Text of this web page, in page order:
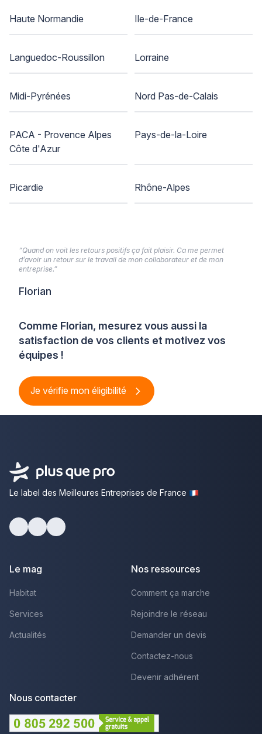
Haute Normandie Ile-de-France
Languedoc-Roussillon Lorraine
Midi-Pyrénées Nord Pas-de-Calais
PACA - Provence Alpes
Côte d'Azur
Pays-de-la-Loire
Picardie Rhône-Alpes
Comme Florian, mesurez vous aussi la
satisfaction de vos clients et motivez vos
équipes !
Je vérifie mon éligibilité
“Quand on voit les retours positifs ça fait plaisir. Ca me permet
d’avoir un retour sur le travail de mon collaborateur et de mon
entreprise.”
Florian
Le label des Meilleures Entreprises de France
Le mag
Habitat
Services
Actualités
Nos ressources
Comment ça marche
Rejoindre le réseau
Demander un devis
Contactez-nous
Devenir adhérent
Nous contacter